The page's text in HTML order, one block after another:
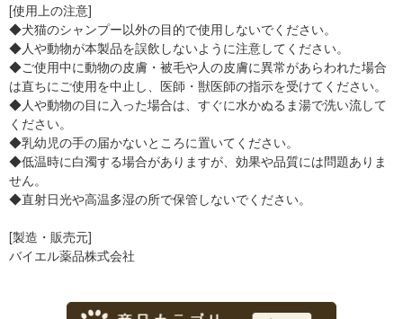
[使用上の注意]
◆犬猫のシャンプー以外の目的で使用しないでください。
◆人や動物が本製品を誤飲しないように注意してください。
◆ご使用中に動物の皮膚・被毛や人の皮膚に異常があらわれた場合
は直ちにご使用を中止し、医師・獣医師の指示を受けてください。
◆人や動物の目に入った場合は、すぐに水かぬるま湯で洗い流して
ください。
◆乳幼児の手の届かないところに置いてください。
◆低温時に白濁する場合がありますが、効果や品質には問題ありま
せん。
◆直射日光や高温多湿の所で保管しないでください。
[製造・販売元]
バイエル薬品株式会社